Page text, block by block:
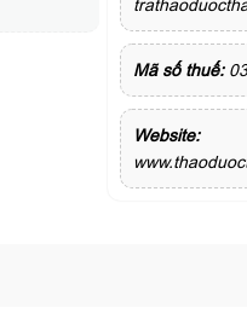
Mã số thuế:
Website: